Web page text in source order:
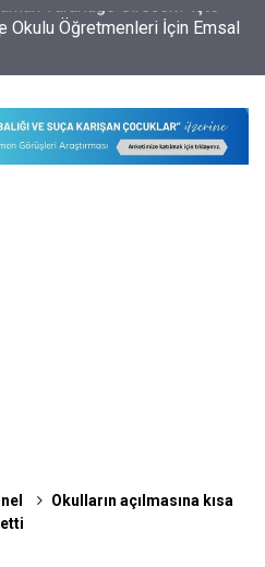
Okulu Öğretmenleri İçin Emsal
Okulların açılmasına kısa